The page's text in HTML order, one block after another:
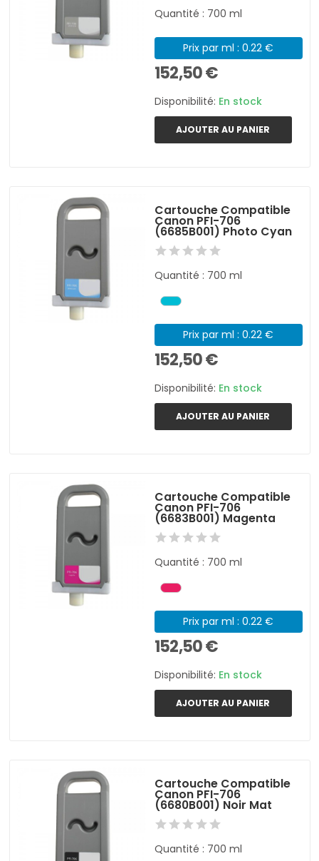
Quantité : 700 ml
Prix par ml : 0.22 €
152,50 €
Disponibilité: En stock
AJOUTER AU PANIER
Cartouche Compatible
Canon PFI-706
(6685B001) Photo Cyan
Quantité : 700 ml
Prix par ml : 0.22 €
152,50 €
Disponibilité: En stock
AJOUTER AU PANIER
Cartouche Compatible
Canon PFI-706
(6683B001) Magenta
Quantité : 700 ml
Prix par ml : 0.22 €
152,50 €
Disponibilité: En stock
AJOUTER AU PANIER
Cartouche Compatible
Canon PFI-706
(6680B001) Noir Mat
Quantité : 700 ml